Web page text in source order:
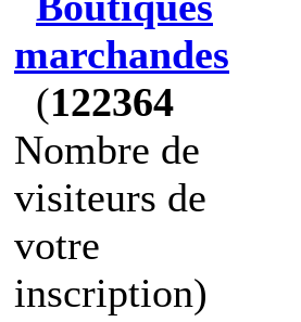
marchandes
(122364
Nombre de
visiteurs de
votre
inscription)